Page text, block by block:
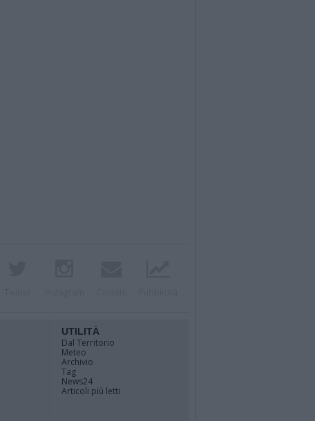
UTILITÀ
Dal Territorio
Meteo
Archivio
Tag
News24
Articoli più letti